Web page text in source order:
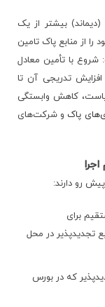
بیشتر از یک
از منابع پاک تامین
با تأمین معادل
افزایش تدریجی آن تا
سیاست، کاهش وابستگی
پاکو شرکت‌های
رو دارند:
برای
تجدیدپذیر در محل
که در بورس